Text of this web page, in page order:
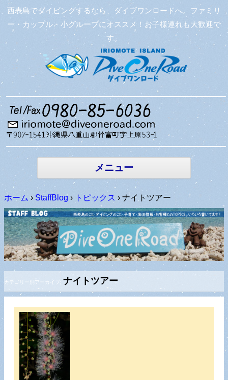
西表島でダイビングするなら、ダイブワンロードへ。ファミリ
ー・カップル・小グループにオススメ！お子様連れも大歓迎で
す。
メニュー
コンテン
ホーム › StaffBlog › トピックス › ナイトツアー
カテゴリー別アーカイブ: ナイトツアー